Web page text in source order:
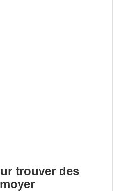
trouver des